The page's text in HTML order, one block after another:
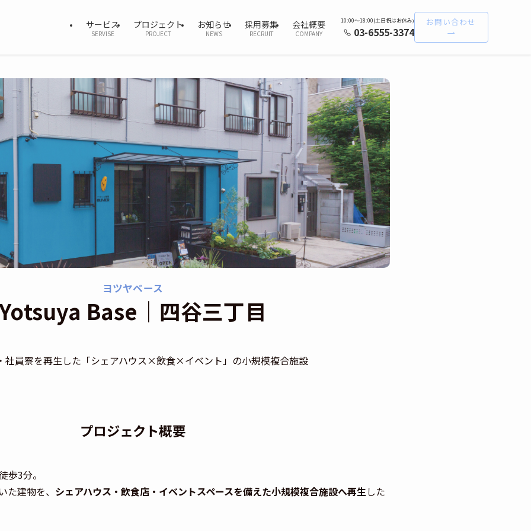
サービス
SERVISE
プロジェクト
PROJECT
お知らせ
NEWS
採用募集
RECRUIT
会社概要
COMPANY
10:00〜18:00(土日祝はお休み)
03-6555-3374
お問い合わせ
ヨツヤベース
Base｜四谷三丁目
社員寮を再生した「シェアハウス×飲食×イベント」の小規模複合施設
プロジェクト概要
歩3分。
た建物を、 シェアハウス・飲食店・イベントスペースを備えた小規模複合施設へ再生した